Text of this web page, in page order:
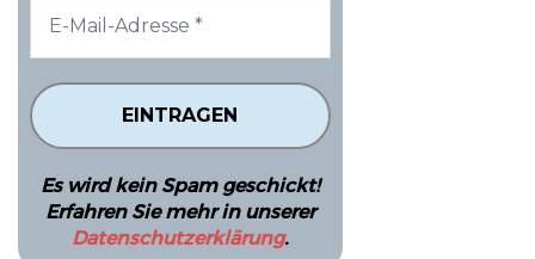
Es wird kein Spam geschickt!
Erfahren Sie mehr in unserer
Datenschutzerklärung.